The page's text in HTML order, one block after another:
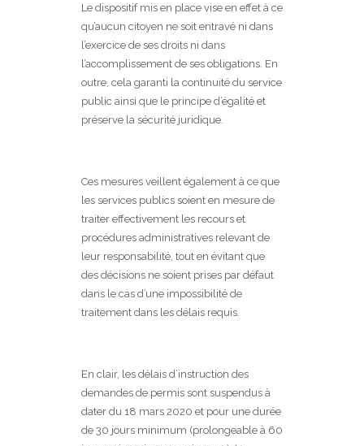
Le dispositif mis en place vise en effet à ce
qu’aucun citoyen ne soit entravé ni dans
l’exercice de ses droits ni dans
l’accomplissement de ses obligations. En
outre, cela garanti la continuité du service
public ainsi que le principe d’égalité et
préserve la sécurité juridique.
Ces mesures veillent également à ce que
les services publics soient en mesure de
traiter effectivement les recours et
procédures administratives relevant de
leur responsabilité, tout en évitant que
des décisions ne soient prises par défaut
dans le cas d’une impossibilité de
traitement dans les délais requis.
En clair, les délais d’instruction des
demandes de permis sont suspendus à
dater du 18 mars 2020 et pour une durée
de 30 jours minimum (prolongeable à 60